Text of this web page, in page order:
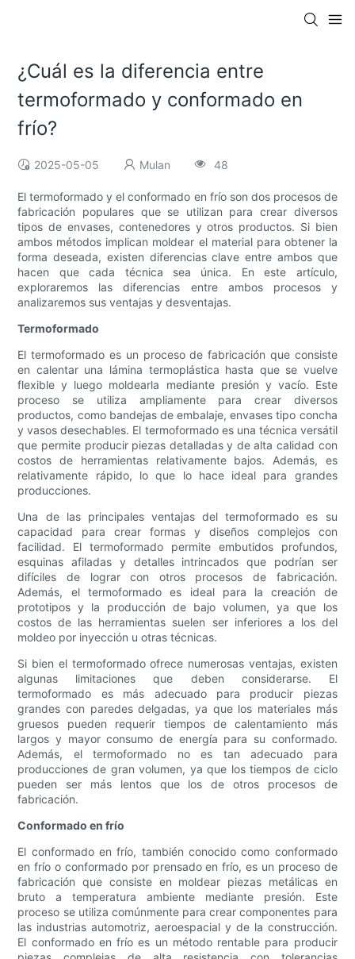
¿Cuál es la diferencia entre
termoformado y conformado en
frío?
2025-05-05 Mulan 48
El termoformado y el conformado en frío son dos procesos de
fabricación populares que se utilizan para crear diversos
tipos de envases, contenedores y otros productos. Si bien
ambos métodos implican moldear el material para obtener la
forma deseada, existen diferencias clave entre ambos que
hacen que cada técnica sea única. En este artículo,
exploraremos las diferencias entre ambos procesos y
analizaremos sus ventajas y desventajas.
Termoformado
El termoformado es un proceso de fabricación que consiste
en calentar una lámina termoplástica hasta que se vuelve
flexible y luego moldearla mediante presión y vacío. Este
proceso se utiliza ampliamente para crear diversos
productos, como bandejas de embalaje, envases tipo concha
y vasos desechables. El termoformado es una técnica versátil
que permite producir piezas detalladas y de alta calidad con
costos de herramientas relativamente bajos. Además, es
relativamente rápido, lo que lo hace ideal para grandes
producciones.
Una de las principales ventajas del termoformado es su
capacidad para crear formas y diseños complejos con
facilidad. El termoformado permite embutidos profundos,
esquinas afiladas y detalles intrincados que podrían ser
difíciles de lograr con otros procesos de fabricación.
Además, el termoformado es ideal para la creación de
prototipos y la producción de bajo volumen, ya que los
costos de las herramientas suelen ser inferiores a los del
moldeo por inyección u otras técnicas.
Si bien el termoformado ofrece numerosas ventajas, existen
algunas limitaciones que deben considerarse. El
termoformado es más adecuado para producir piezas
grandes con paredes delgadas, ya que los materiales más
gruesos pueden requerir tiempos de calentamiento más
largos y mayor consumo de energía para su conformado.
Además, el termoformado no es tan adecuado para
producciones de gran volumen, ya que los tiempos de ciclo
pueden ser más lentos que los de otros procesos de
fabricación.
Conformado en frío
El conformado en frío, también conocido como conformado
en frío o conformado por prensado en frío, es un proceso de
fabricación que consiste en moldear piezas metálicas en
bruto a temperatura ambiente mediante presión. Este
proceso se utiliza comúnmente para crear componentes para
las industrias automotriz, aeroespacial y de la construcción.
El conformado en frío es un método rentable para producir